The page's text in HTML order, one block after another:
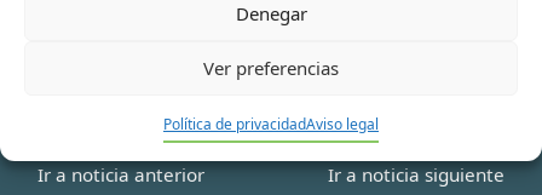
Denegar
Ver preferencias
Política de privacidadAviso legal
Ir a noticia anterior Ir a noticia siguiente